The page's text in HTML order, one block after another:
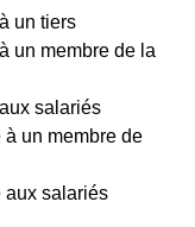
un tiers
un membre de la
salariés
un membre de
aux salariés